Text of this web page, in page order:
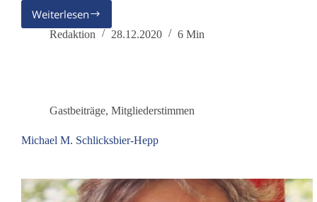
Weiterlesen
Gerhard
Nadolny
2021
Redaktion 28.12.2020 6 Min
Gastbeiträge, Mitgliederstimmen
Michael M. Schlicksbier-Hepp